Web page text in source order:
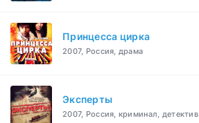
Принцесса цирка
2007, Россия, драма
Эксперты
2007, Россия, криминал, детектив